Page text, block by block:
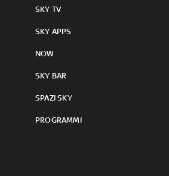
SKY TV
SKY APPS
NOW
SKY BAR
SPAZI SKY
PROGRAMMI